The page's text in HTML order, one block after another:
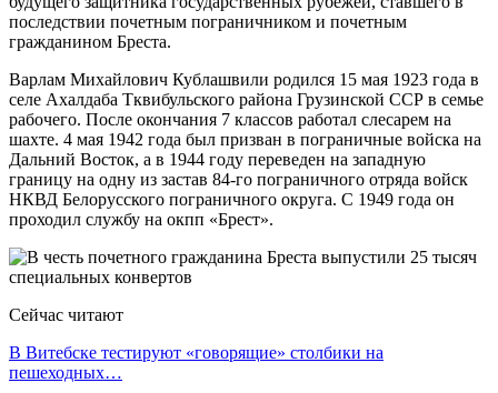
последствии почетным пограничником и почетным
гражданином Бреста.
Варлам Михайлович Кублашвили родился 15 мая 1923 года в
селе Ахалдаба Тквибульского района Грузинской ССР в семье
рабочего. После окончания 7 классов работал слесарем на
шахте. 4 мая 1942 года был призван в пограничные войска на
Дальний Восток, а в 1944 году переведен на западную
границу на одну из застав 84-го пограничного отряда войск
НКВД Белорусского пограничного округа. С 1949 года он
проходил службу на окпп «Брест».
Сейчас читают
В Витебске тестируют «говорящие» столбики на
пешеходных…